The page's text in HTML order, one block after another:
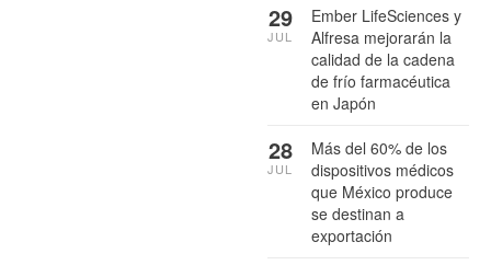
Ember LifeSciences y
Alfresa mejorarán la
calidad de la cadena
de frío farmacéutica
en Japón
29
JUL
Más del 60% de los
dispositivos médicos
que México produce
se destinan a
exportación
28
JUL